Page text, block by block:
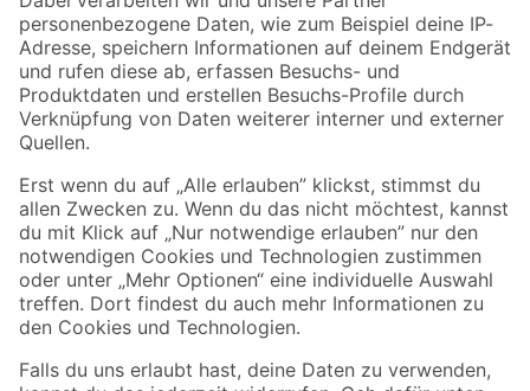
Zahlungsarten Versandarten
Sicher einkaufen
Jetzt die toom-App herunterladen